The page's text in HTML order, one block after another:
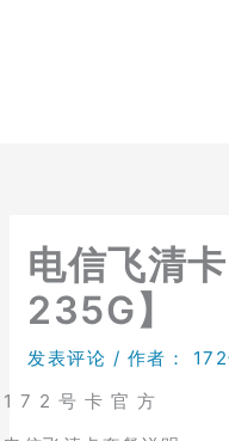
电信飞清
235G】
发表评论 / 作者：
1 7 2 号 卡 官 方